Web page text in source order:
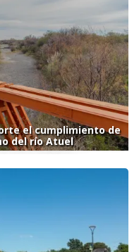
el cumplimiento de
del río Atuel